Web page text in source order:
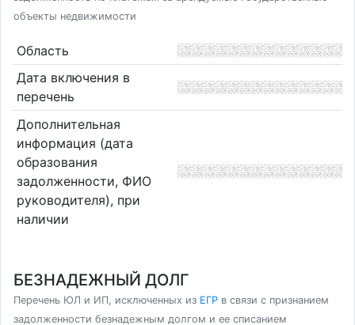
объекты недвижимости
Область
Дата включения в
перечень
Дополнительная
информация (дата
образования
задолженности, ФИО
руководителя), при
наличии
БЕЗНАДЕЖНЫЙ ДОЛГ
Перечень ЮЛ и ИП, исключенных из ЕГР в связи с признанием
задолженности безнадежным долгом и ее списанием